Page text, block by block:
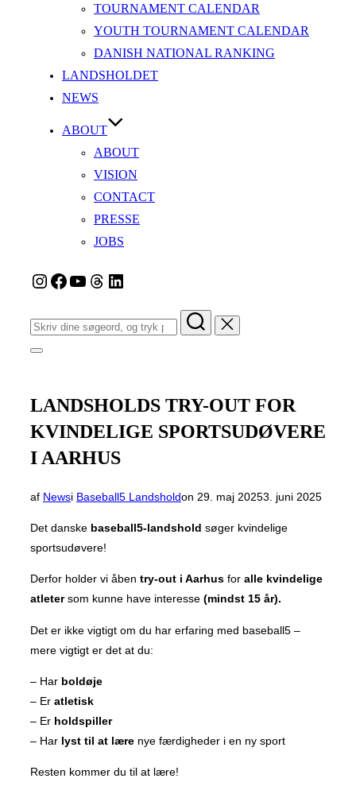
TOURNAMENT CALENDAR
YOUTH TOURNAMENT CALENDAR
DANISH NATIONAL RANKING
LANDSHOLDET
NEWS
ABOUT
ABOUT
VISION
CONTACT
PRESSE
JOBS
Instagram
Facebook
YouTube
TrådeLinkedIn
Søg
efter:
Slå
til/fra
LANDSHOLDS TRY-OUT FOR
KVINDELIGE SPORTSUDØVERE
I AARHUS
af Newsi Baseball5 Landsholdon Udgivet
29. maj 20253. juni 2025
Det danske baseball5-landshold søger kvindelige
sportsudøvere!
Derfor holder vi åben try-out i Aarhus for alle kvindelige
atletersom kunne have interesse (mindst 15 år).
Det er ikke vigtigt om du har erfaring med baseball5 –
mere vigtigt er det at du:
– Har boldøje
– Er atletisk
– Er holdspiller
– Har lyst til at lære nye færdigheder i en ny sport
Resten kommer du til at lære!